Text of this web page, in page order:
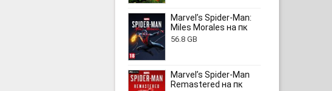
Marvel’s Spider-Man:
Miles Morales на пк
56.8 GB
Marvel’s Spider-Man
Remastered на пк